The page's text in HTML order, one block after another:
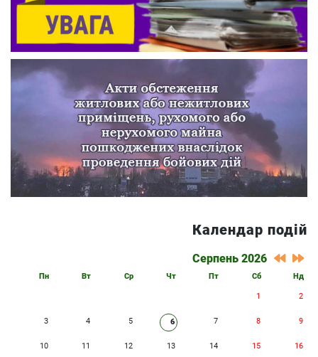
Календар подій
Серпень 2026
Пн Вт Ср Чт Пт Сб Нд
1 2
3 4 5 6 7 8 9
10 11 12 13 14 15 16